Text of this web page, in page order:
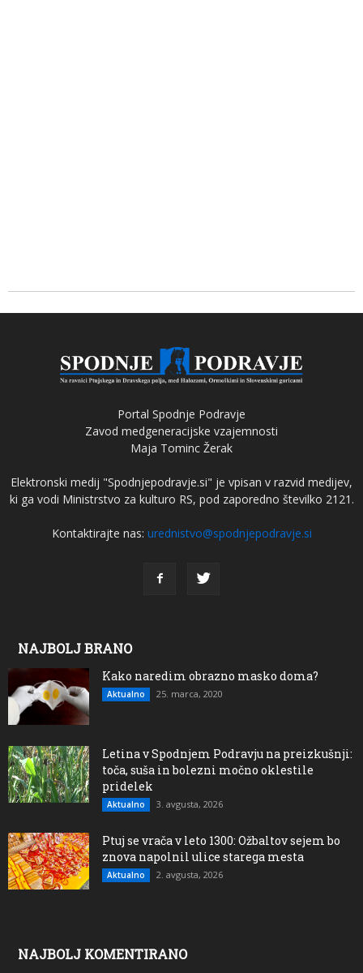
Portal Spodnje Podravje
Zavod medgeneracijske vzajemnosti
Maja Tominc Žerak
Elektronski medij "Spodnjepodravje.si" je vpisan v razvid medijev,
ki ga vodi Ministrstvo za kulturo RS, pod zaporedno številko 2121.
Kontaktirajte nas: urednistvo@spodnjepodravje.si
NAJBOLJ BRANO
Kako naredim obrazno masko doma?
Aktualno 25. marca, 2020
Letina v Spodnjem Podravju na preizkušnji:
toča, suša in bolezni močno oklestile
pridelek
Aktualno 3. avgusta, 2026
Ptuj se vrača v leto 1300: Ožbaltov sejem bo
znova napolnil ulice starega mesta
Aktualno 2. avgusta, 2026
NAJBOLJ KOMENTIRANO